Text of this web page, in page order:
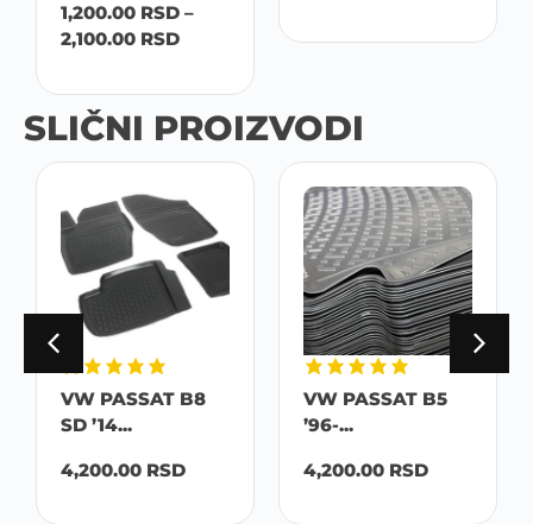
1,200.00 RSD –
2,100.00 RSD
SLIČNI PROIZVODI
VW PASSAT B8
SD ’14...
4,200.00 RSD
VW PASSAT B5
’96-...
4,200.00 RSD